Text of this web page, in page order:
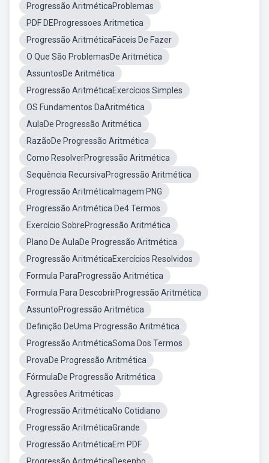
Progressão AritméticaProblemas
PDF DEProgressoes Aritmetica
Progressão AritméticaFáceis De Fazer
O Que São ProblemasDe Aritmética
AssuntosDe Aritmética
Progressão AritméticaExercícios Simples
OS Fundamentos DaAritmética
AulaDe Progressão Aritmética
RazãoDe Progressão Aritmética
Como ResolverProgressão Aritmética
Sequência RecursivaProgressão Aritmética
Progressão AritméticaImagem PNG
Progressão Aritmética De4 Termos
Exercício SobreProgressão Aritmética
Plano De AulaDe Progressão Aritmética
Progressão AritméticaExercícios Resolvidos
Formula ParaProgressão Aritmética
Formula Para DescobrirProgressão Aritmética
AssuntoProgressão Aritmética
Definição DeUma Progressão Aritmética
Progressão AritméticaSoma Dos Termos
ProvaDe Progressão Aritmética
FórmulaDe Progressão Aritmética
Agressões Aritméticas
Progressão AritméticaNo Cotidiano
Progressão AritméticaGrande
Progressão AritméticaEm PDF